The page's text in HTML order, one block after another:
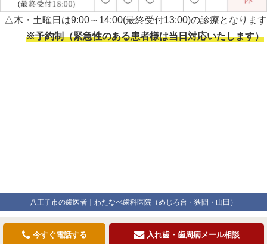
△木・土曜日は9:00～14:00(最終受付13:00)の診療となります
※予約制（緊急性のある患者様は当日対応いたします）
八王子市の歯医者｜わたなべ歯科医院（めじろ台・狭間・山田）
今すぐ電話する 入れ歯・歯周病メール相談